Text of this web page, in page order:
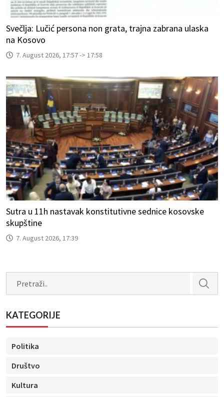
Svečlja: Lučić persona non grata, trajna zabrana ulaska
na Kosovo
7. August 2026, 17:57 -> 17:58
Sutra u 11h nastavak konstitutivne sednice kosovske
skupštine
7. August 2026, 17:39
KATEGORIJE
Politika
Društvo
Kultura